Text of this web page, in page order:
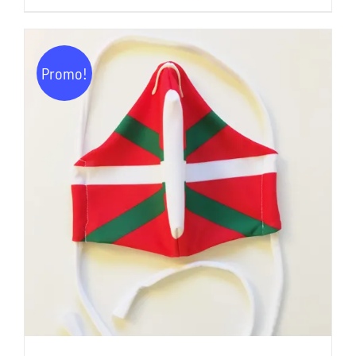
initial
était :
11,00€.
actuel
est :
5,00€.
Promo!
AJOUTER AU PANIER /